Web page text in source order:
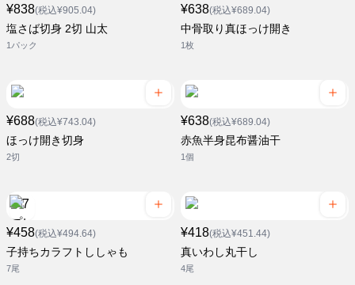
¥838(税込¥905.04)
塩さば切身 2切 山太
1パック
¥638(税込¥689.04)
中骨取り真ほっけ開き
1枚
¥688(税込¥743.04)
ほっけ開き切身
2切
¥638(税込¥689.04)
赤魚半身昆布醤油干
1個
¥458(税込¥494.64)
子持ちカラフトししゃも
7尾
¥418(税込¥451.44)
真いわし丸干し
4尾